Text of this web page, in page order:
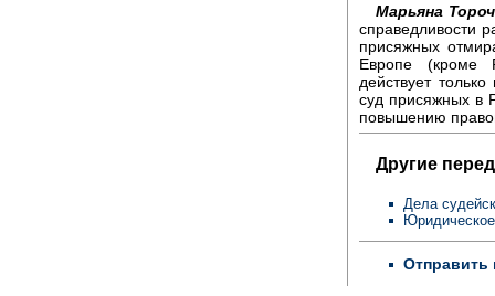
Марьяна
справедливости
присяжных
Европе (кроме
действует
суд присяжных в
повышению
Другие
Дела
Отправить